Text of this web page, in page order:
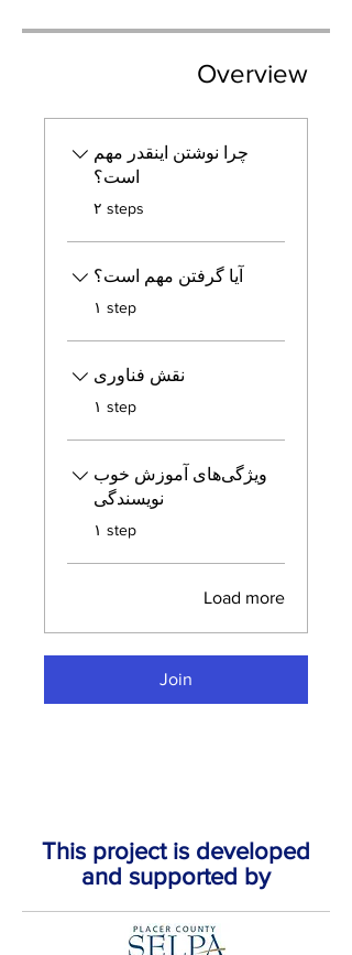
Overview
چرا نوشتن اینقدر مهم
است؟
.۲ steps
آیا گرفتن مهم است؟
.۱ step
نقش فناوری
.۱ step
ویژگی‌های آموزش خوب
نویسندگی
.۱ step
Load more
Join
This project is developed
and supported by